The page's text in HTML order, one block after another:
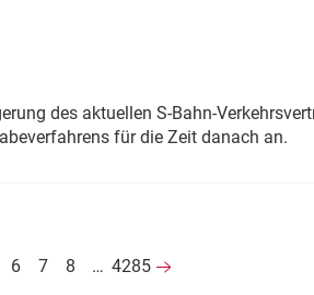
des aktuellen S-Bahn-
für die Zeit danach an.
6 7 8 … 4285